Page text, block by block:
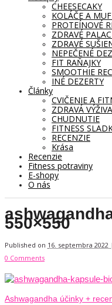
CHEESECAKY
KOLÁČE A
PROTEÍNOVÉ
ZDRAVÉ
ZDRAVÉ
NEPEČENÉ
FIT RAŇAJKY
SMOOTHIE
INÉ DEZERTY
Články
CVIČENIE A
ZDRAVÁ VÝŽIVA
CHUDNUTIE
FITNESS
RECENZIE
Krása
Recenzie
Fitness potraviny
E-shopy
O nás
550×550
Published on 16. septembra 2022 |
0 Comments
Ashwagandha účinky +